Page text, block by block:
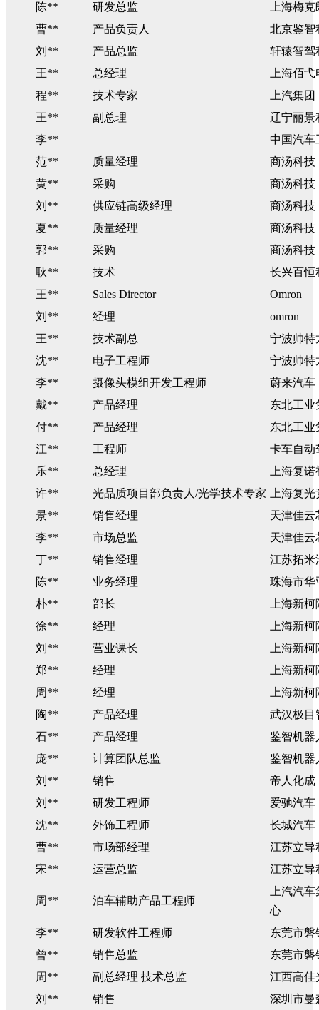
陈**
研发总监
上海梅
曹**
产品负责人
北京鉴智
刘**
产品总监
轩辕智驾
王**
总经理
上海佰
程**
技术专家
上汽集团
王**
副总理
辽宁丽景
李**
中国汽车
范**
质量经理
商汤科技
黄**
采购
商汤科技
刘**
供应链高级经理
商汤科技
夏**
质量经理
商汤科技
郭**
采购
商汤科技
耿**
技术
长兴百恒
王**
Sales Director
Omron
刘**
经理
omron
王**
技术副总
宁波帅特
沈**
电子工程师
宁波帅特
李**
摄像头模组开发工程师
蔚来汽车
戴**
产品经理
东北工业
付**
产品经理
东北工业
江**
工程师
卡车自动
乐**
总经理
上海复
许**
光品质项目部负责人/光学技术专家
上海复
景**
销售经理
天津佳云
李**
市场总监
天津佳云
丁**
销售经理
江苏拓米
陈**
业务经理
珠海市华
朴**
部长
上海新
徐**
经理
上海新
刘**
营业课长
上海新
郑**
经理
上海新
周**
经理
上海新
陶**
产品经理
武汉极目
石**
产品经理
鉴智机器
庞**
计算团队总监
鉴智机器
刘**
销售
帝人化成
刘**
研发工程师
爱驰汽车
沈**
外饰工程师
长城汽车
曹**
市场部经理
江苏立导
宋**
运营总监 江苏立导
周** 泊车辅助产品工程师
上汽汽
心
李**
研发软件工程师
东莞市磐
曾**
销售总监
东莞市磐
周**
副总经理 技术总监
江西高佳
刘**
销售 深圳市曼